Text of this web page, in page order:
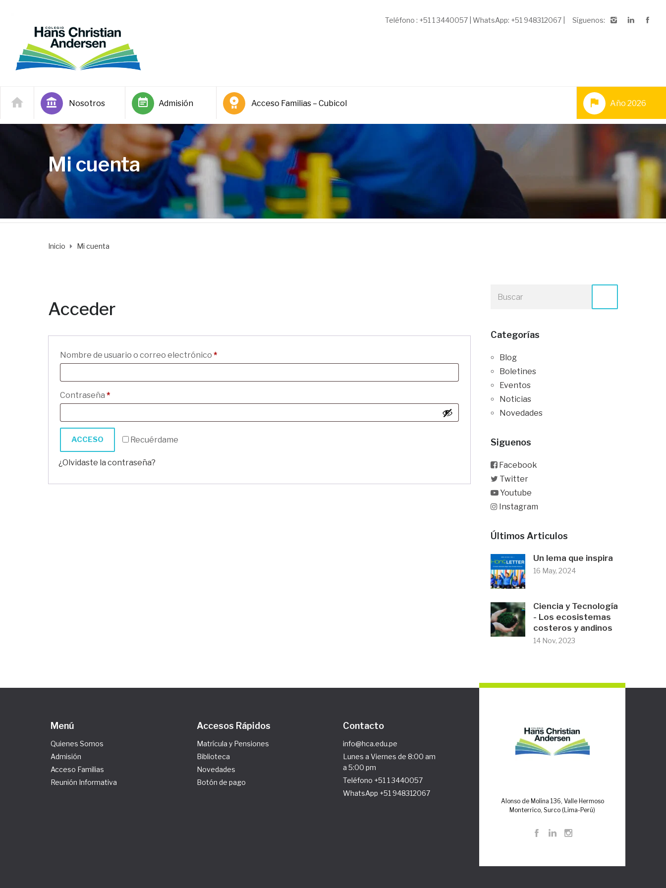
Síguenos:
Teléfono : +51 1 3440057 | WhatsApp: +51 948312067 |
Nosotros Admisión Acceso Familias – Cubicol Año 2026
Mi cuenta
Inicio Mi cuenta
Acceder
Nombre de usuario o correo electrónico *Obligatorio
Contraseña *Obligatorio
Recuérdame
ACCESO
¿Olvidaste la contraseña?
Categorías
Blog
Boletines
Eventos
Noticias
Novedades
Siguenos
Facebook
Twitter
Youtube
Instagram
Últimos Articulos
Un lema que inspira
16 May, 2024
Ciencia y Tecnología
- Los ecosistemas
costeros y andinos
14 Nov, 2023
Menú
Quienes Somos
Admisión
Acceso Familias
Reunión Informativa
Accesos Rápidos
Matrícula y Pensiones
Biblioteca
Novedades
Botón de pago
Contacto
info@hca.edu.pe
Lunes a Viernes de 8:00 am
a 5:00 pm
Teléfono +51 1 3440057
WhatsApp +51 948312067
Alonso de Molina 136, Valle Hermoso
Monterrico, Surco (Lima-Perú)